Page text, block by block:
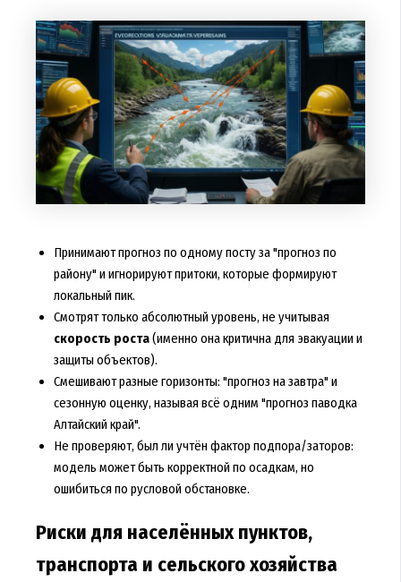
Принимают прогноз по одному посту за "прогноз по
району" и игнорируют притоки, которые формируют
локальный пик.
Смотрят только абсолютный уровень, не учитывая
скорость роста(именно она критична для эвакуации и
защиты объектов).
Смешивают разные горизонты: "прогноз на завтра" и
сезонную оценку, называя всё одним "прогноз паводка
Алтайский край".
Не проверяют, был ли учтён фактор подпора/заторов:
модель может быть корректной по осадкам, но
ошибиться по русловой обстановке.
Риски для населённых пунктов,
транспорта и сельского хозяйства